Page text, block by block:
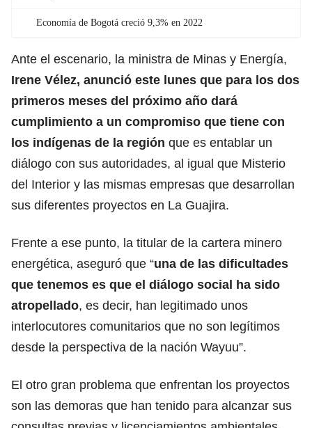
Economía de Bogotá creció 9,3% en 2022
Ante el escenario, la ministra de Minas y Energía,
Irene Vélez, anunció este lunes que para los dos
primeros meses del próximo año dará
cumplimiento a un compromiso que tiene con
los indígenas de la región que es entablar un
diálogo con sus autoridades, al igual que Misterio
del Interior y las mismas empresas que desarrollan
sus diferentes proyectos en La Guajira.
Frente a ese punto, la titular de la cartera minero
energética, aseguró que “una de las dificultades
que tenemos es que el diálogo social ha sido
atropellado, es decir, han legitimado unos
interlocutores comunitarios que no son legítimos
desde la perspectiva de la nación Wayuu”.
El otro gran problema que enfrentan los proyectos
son las demoras que han tenido para alcanzar sus